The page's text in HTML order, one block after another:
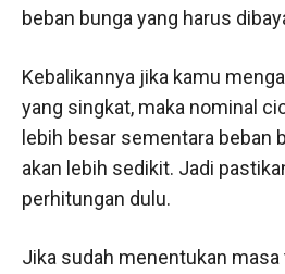
beban bunga yang harus
Kebalikannya jika kamu
yang singkat, maka nominal
lebih besar sementara beban
akan lebih sedikit. Jadi
perhitungan dulu.
Jika sudah menentukan